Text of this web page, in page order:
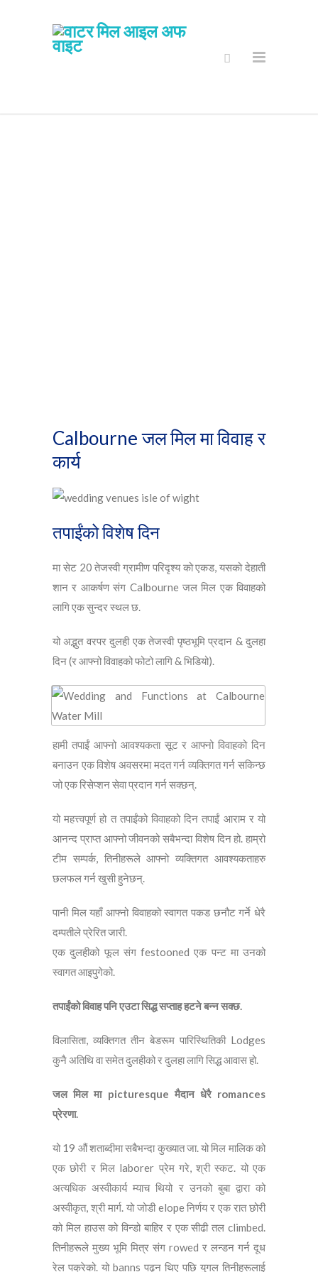
Calbourne जल मिल मा विवाह र
कार्य
तपाईंको विशेष दिन
मा सेट 20 तेजस्वी ग्रामीण परिदृश्य को एकड, यसको देहाती
शान र आकर्षण संग Calbourne जल मिल एक विवाहको
लागि एक सुन्दर स्थल छ.
यो अद्भुत वरपर दुलही एक तेजस्वी पृष्ठभूमि प्रदान & दुलहा
दिन (र आफ्नो विवाहको फोटो लागि & भिडियो).
हामी तपाईं आफ्नो आवश्यकता सूट र आफ्नो विवाहको दिन
बनाउन एक विशेष अवसरमा मदत गर्न व्यक्तिगत गर्न सकिन्छ
जो एक रिसेप्शन सेवा प्रदान गर्न सक्छन्.
यो महत्त्वपूर्ण हो त तपाईंको विवाहको दिन तपाईं आराम र यो
आनन्द प्राप्त आफ्नो जीवनको सबैभन्दा विशेष दिन हो. हाम्रो
टीम सम्पर्क, तिनीहरूले आफ्नो व्यक्तिगत आवश्यकताहरु
छलफल गर्न खुसी हुनेछन्.
पानी मिल यहाँ आफ्नो विवाहको स्वागत पकड छनौट गर्ने धेरै
दम्पतीले प्रेरित जारी.
एक दुलहीको फूल संग festooned एक पन्ट मा उनको
स्वागत आइपुगेको.
तपाईंको विवाह पनि एउटा सिद्ध सप्ताह हटने बन्न सक्छ.
विलासिता, व्यक्तिगत तीन बेडरूम पारिस्थितिकी Lodges
कुनै अतिथि वा समेत दुलहीको र दुलहा लागि सिद्ध आवास हो.
जल मिल मा picturesque मैदान धेरै romances
प्रेरणा.
यो 19 औं शताब्दीमा सबैभन्दा कुख्यात जा. यो मिल मालिक को
एक छोरी र मिल laborer प्रेम गरे, श्री स्कट. यो एक
अत्यधिक अस्वीकार्य म्याच थियो र उनको बुबा द्वारा को
अस्वीकृत, श्री मार्ग. यो जोडी elope निर्णय र एक रात छोरी
को मिल हाउस को विन्डो बाहिर र एक सीढी तल climbed.
तिनीहरूले मुख्य भूमि मित्र संग rowed र लन्डन गर्न दूध
रेल पक्रेको. यो banns पढ्न थिए पछि युगल तिनीहरूलाई